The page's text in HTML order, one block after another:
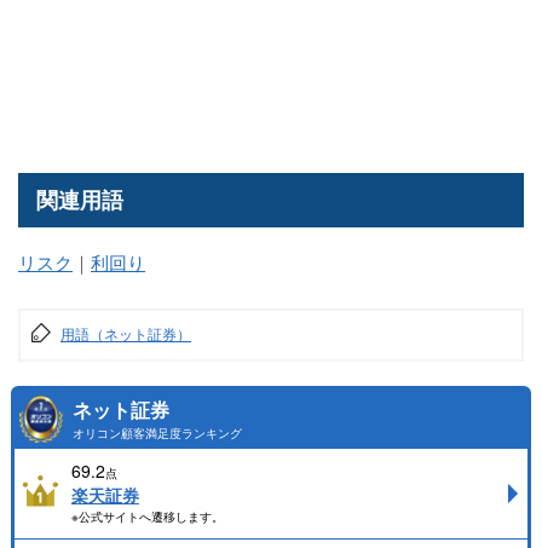
関連用語
リスク ｜ 利回り
用語（ネット証券）
ネット証券
オリコン顧客満足度ランキング
69.2点
楽天証券
※公式サイトへ遷移します。